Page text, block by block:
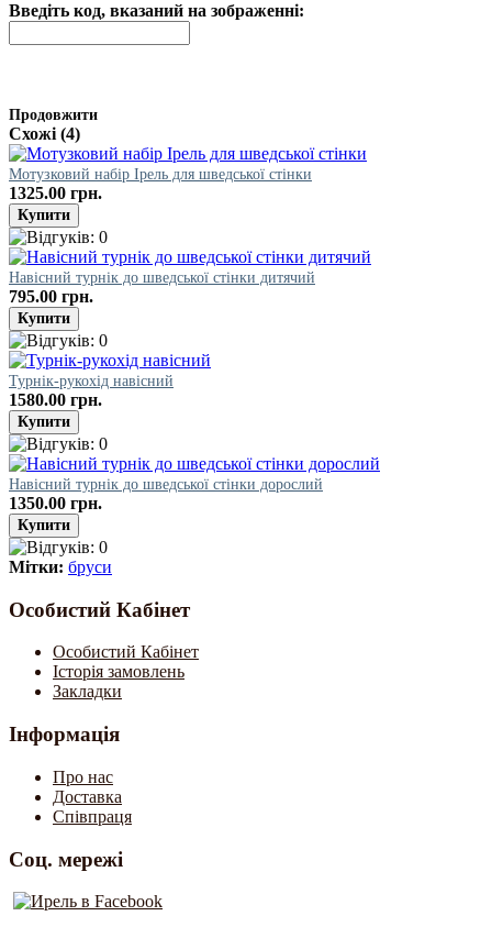
Введіть код, вказаний на зображенні:
Продовжити
Схожі (4)
Мотузковий набір Ірель для шведської стінки
1325.00 грн.
Навісний турнік до шведської стінки дитячий
795.00 грн.
Турнік-рукохід навісний
1580.00 грн.
Навісний турнік до шведської стінки дорослий
1350.00 грн.
Мітки: бруси
Особистий Кабінет
Особистий Кабінет
Історія замовлень
Закладки
Інформація
Про нас
Доставка
Співпраця
Соц. мережі